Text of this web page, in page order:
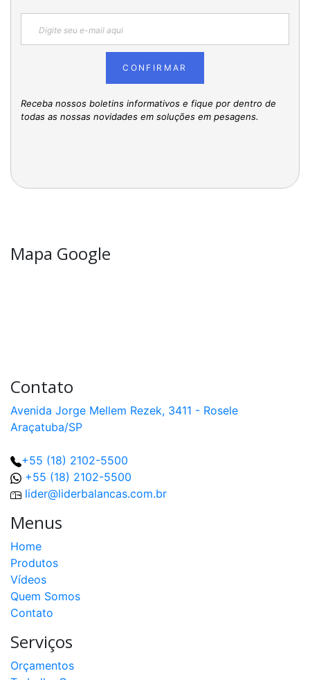
CONFIRMAR
Receba nossos boletins informativos e fique por dentro de
todas as nossas novidades em soluções em pesagens.
Mapa Google
Contato
Avenida Jorge Mellem Rezek, 3411 - Rosele
Araçatuba/SP
+55 (18) 2102-5500
+55 (18) 2102-5500
lider@liderbalancas.com.br
Menus
Home
Produtos
Vídeos
Quem Somos
Contato
Serviços
Orçamentos